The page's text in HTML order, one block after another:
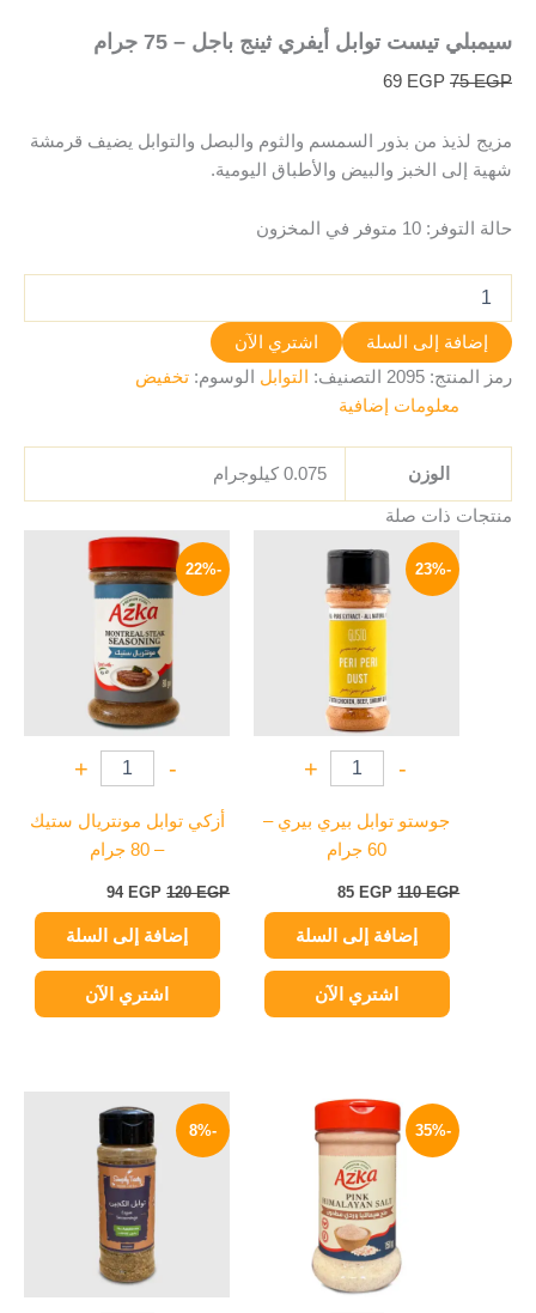
سيمبلي تيست توابل أيفري ثينج باجل – 75 جرام
75EGP
69 EGP
مزيج لذيذ من بذور السمسم والثوم والبصل والتوابل يضيف قرمشة
شهية إلى الخبز والبيض والأطباق اليومية.
حالة التوفر: 10 متوفر في المخزون
إضافة إلى السلة
اشتري الآن
رمز المنتج: 2095 التصنيف: التوابل الوسوم: تخفيض
معلومات إضافية
الوزن 0.075 كيلوجرام
منتجات ذات صلة
-23%
-
+
جوستو توابل بيري بيري –
60 جرام
110EGP
الأصلي
هو:
110 EGP.
85 EGP
الحالي
هو:
85 EGP.
إضافة إلى السلة
اشتري الآن
-22%
-
+
أزكي توابل مونتريال ستيك
– 80 جرام
120EGP
السعر
هو:
120 EGP.
94 EGP
السعر
هو:
94 EGP.
إضافة إلى السلة
اشتري الآن
-35%
السعر
الأصلي
هو:
75 EGP.
السعر
هو:
49 EGP.
-8%
الأصلي
هو:
75 EGP.
الحالي
هو:
69 EGP.